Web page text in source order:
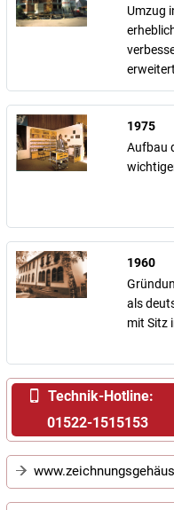
Umzug
1975
Aufbau
1960
als
mit Sitz
Technik-Hotline:
01522-1515153
Einfacher geht's wirklich